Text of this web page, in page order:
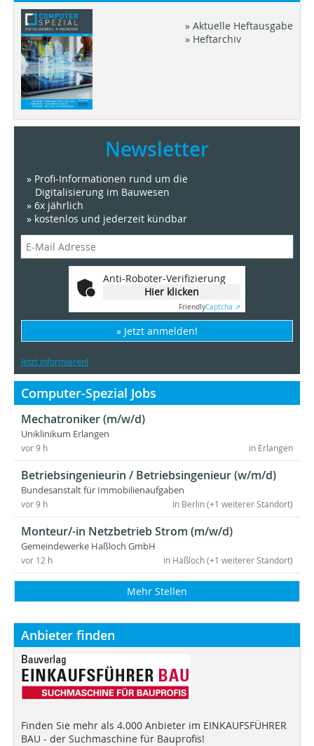
» Aktuelle Heftausgabe
» Heftarchiv
Newsletter
» Profi-Informationen rund um die
Digitalisierung im Bauwesen
» 6x jährlich
» kostenlos und jederzeit kündbar
Anti-Roboter-Verifizierung
Hier klicken
FriendlyCaptcha ⇗
» Jetzt anmelden!
Jetzt informieren!
Computer-Spezial Jobs
Mechatroniker (m/w/d)
Uniklinikum Erlangen
in Erlangen
vor 9 h
Betriebsingenieurin / Betriebsingenieur (w/m/d)
Bundesanstalt für Immobilienaufgaben
in Berlin (+1 weiterer Standort)
vor 9 h
Monteur/-in Netzbetrieb Strom (m/w/d)
Gemeindewerke Haßloch GmbH
in Haßloch (+1 weiterer Standort)
vor 12 h
Mehr Stellen
Anbieter finden
Finden Sie mehr als 4.000 Anbieter im EINKAUFSFÜHRER
BAU - der Suchmaschine für Bauprofis!